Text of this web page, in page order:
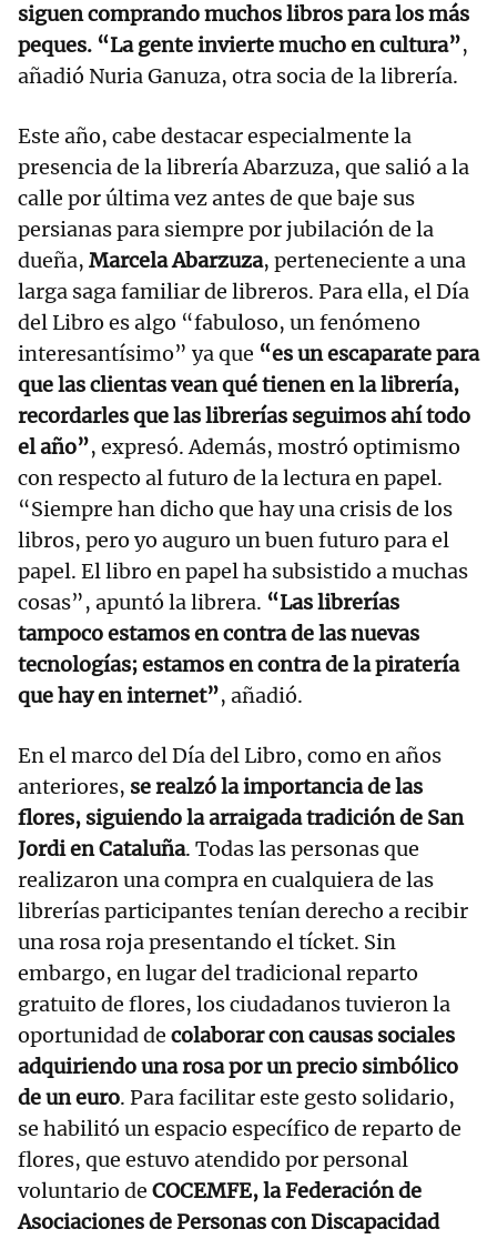
siguen comprando muchos libros para los más
peques. “La gente invierte mucho en cultura”,
añadió Nuria Ganuza, otra socia de la librería.
Este año, cabe destacar especialmente la
presencia de la librería Abarzuza, que salió a la
calle por última vez antes de que baje sus
persianas para siempre por jubilación de la
dueña, Marcela Abarzuza, perteneciente a una
larga saga familiar de libreros. Para ella, el Día
del Libro es algo “fabuloso, un fenómeno
interesantísimo” ya que “es un escaparate para
que las clientas vean qué tienen en la librería,
recordarles que las librerías seguimos ahí todo
el año”, expresó. Además, mostró optimismo
con respecto al futuro de la lectura en papel.
“Siempre han dicho que hay una crisis de los
libros, pero yo auguro un buen futuro para el
papel. El libro en papel ha subsistido a muchas
cosas”, apuntó la librera. “Las librerías
tampoco estamos en contra de las nuevas
tecnologías; estamos en contra de la piratería
que hay en internet”, añadió.
En el marco del Día del Libro, como en años
anteriores, se realzó la importancia de las
flores, siguiendo la arraigada tradición de San
Jordi en Cataluña. Todas las personas que
realizaron una compra en cualquiera de las
librerías participantes tenían derecho a recibir
una rosa roja presentando el tícket. Sin
embargo, en lugar del tradicional reparto
gratuito de flores, los ciudadanos tuvieron la
oportunidad de colaborar con causas sociales
adquiriendo una rosa por un precio simbólico
de un euro. Para facilitar este gesto solidario,
se habilitó un espacio específico de reparto de
flores, que estuvo atendido por personal
voluntario de COCEMFE, la Federación de
Asociaciones de Personas con Discapacidad